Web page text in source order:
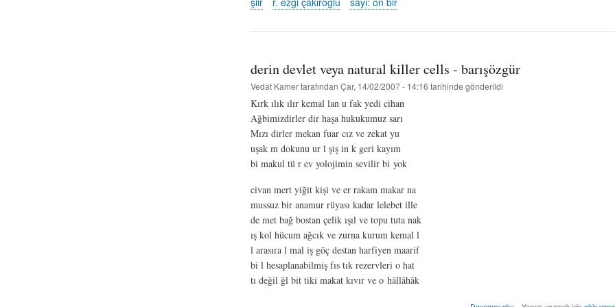
ezgi
derin devlet veya natural killer cells - barışözgür
Vedat Kamertarafından Çar, 14/02/2007 - 14:16 tarihinde gönderildi
Kırk ılık ılır kemal lan u fak yedi cihan
Ağbimizdirler dir haşa hukukumuz sarı
Mızı dirler mekan fuar cız ve zekat yu
uşak m dokunu ur l şiş in k geri kayım
bi makul tü r ev yolojimin sevilir bi yok
civan mert yiğit kişi ve er rakam makar na
mussuz bir anamur rüyası kadar lelebet ille
de met bağ bostan çelik ışıl ve topu tuta nak
ış kol hücum ağcık ve zurna kurum kemal l
l arasıra l mal iş göç destan harfiyen maarif
bi l hesaplanabilmiş fıs tık rezervleri o hat
tı değil ğl bit tiki makat kıvır ve o hâllâhâk